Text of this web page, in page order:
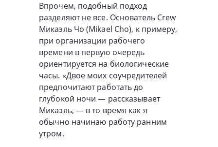
Впрочем, подобный подход
разделяют не все. Основатель Crew
Микаэль Чо (Mikael Cho), к примеру,
при организации рабочего
времени в первую очередь
ориентируется на биологические
часы. «Двое моих соучредителей
предпочитают работать до
глубокой ночи — рассказывает
Микаэль, — в то время как я
обычно начинаю работу ранним
утром.